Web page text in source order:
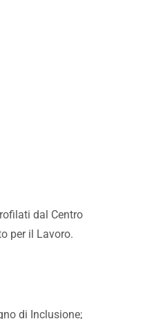
dal Centro
per il Lavoro.
di Inclusione;